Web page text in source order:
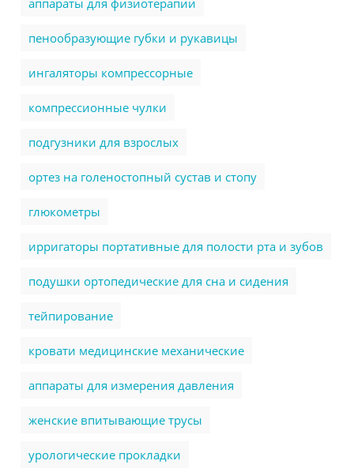
аппараты для физиотерапии
пенообразующие губки и рукавицы
ингаляторы компрессорные
компрессионные чулки
подгузники для взрослых
ортез на голеностопный сустав и стопу
глюкометры
ирригаторы портативные для полости рта и зубов
подушки ортопедические для сна и сидения
тейпирование
кровати медицинские механические
аппараты для измерения давления
женские впитывающие трусы
урологические прокладки